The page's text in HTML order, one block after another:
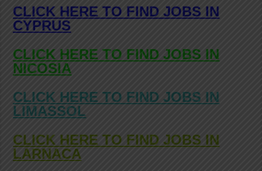
CLICK HERE TO FIND JOBS IN
CYPRUS
CLICK HERE TO FIND JOBS IN
NICOSIA
CLICK HERE TO FIND JOBS IN
LIMASSOL
CLICK HERE TO FIND JOBS IN
LARNACA